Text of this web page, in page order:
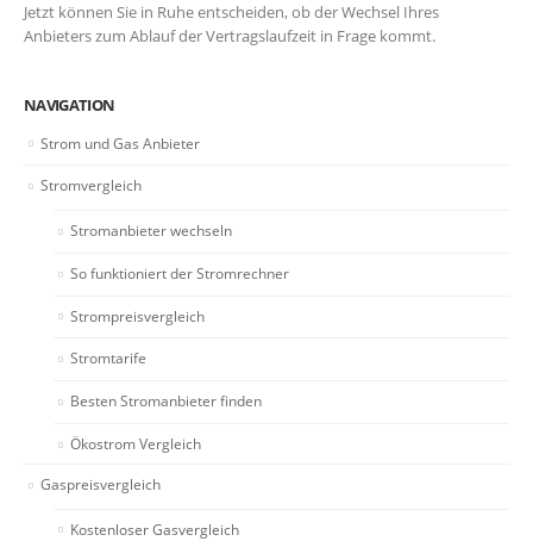
Jetzt können Sie in Ruhe entscheiden, ob der Wechsel Ihres
Anbieters zum Ablauf der Vertragslaufzeit in Frage kommt.
NAVIGATION
Strom und Gas Anbieter
Stromvergleich
Stromanbieter wechseln
So funktioniert der Stromrechner
Strompreisvergleich
Stromtarife
Besten Stromanbieter finden
Ökostrom Vergleich
Gaspreisvergleich
Kostenloser Gasvergleich